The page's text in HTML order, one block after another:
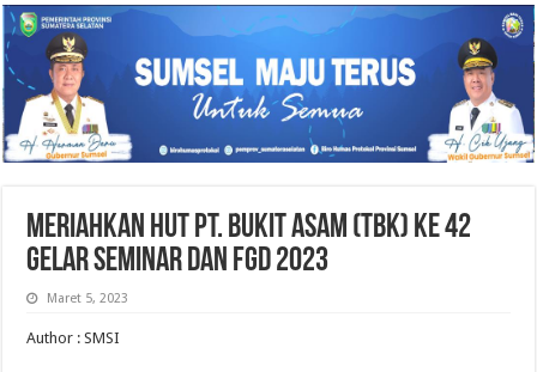
Meriahkan HUT PT. Bukit Asam (Tbk) Ke 42
Gelar Seminar dan FGD 2023
Maret 5, 2023
Author : SMSI